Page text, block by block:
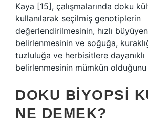
Kaya [15], çalışmalarında doku
kullanılarak seçilmiş genotiplerin
değerlendirilmesinin, hızlı
belirlenmesinin ve soğuğa,
tuzluluğa ve herbisitlere
belirlenmesinin mümkün
DOKU BIYOPSI
NE DEMEK?